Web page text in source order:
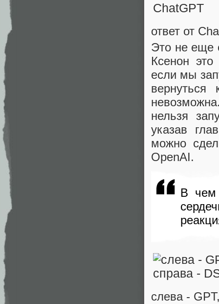
ответ от
Это не еще
Ксенон
если мы
нельзя
указав
можно
OpenAI.
В чем
слева -